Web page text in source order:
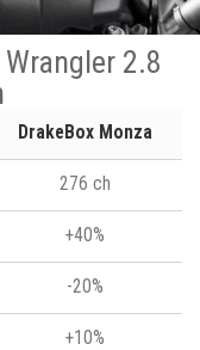
2.8
DrakeBox Monza
276 ch
+40%
-20%
+10%